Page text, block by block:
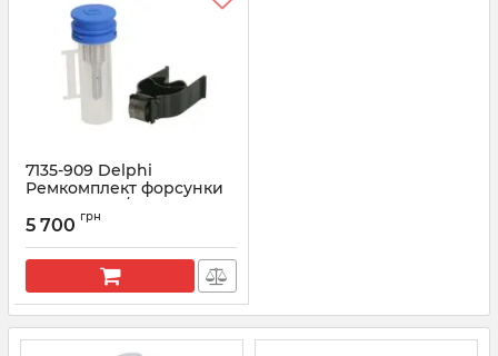
7135-909 Delphi
Ремкомплект форсунки
JCB для 320/A6670
Артикул: 7135-909
5 700 грн